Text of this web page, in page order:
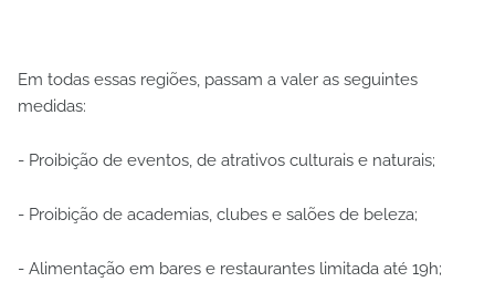
Em todas essas regiões, passam a valer as seguintes
medidas:
- Proibição de eventos, de atrativos culturais e naturais;
- Proibição de academias, clubes e salões de beleza;
- Alimentação em bares e restaurantes limitada até 19h;